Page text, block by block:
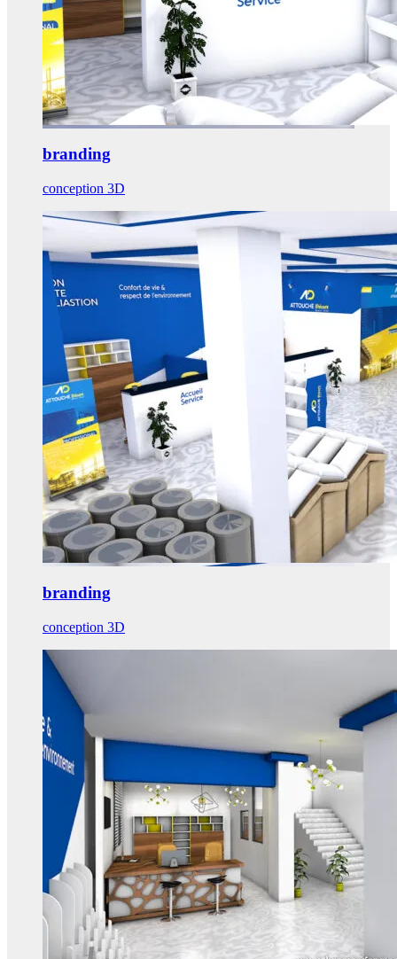
branding
conception 3D
branding
conception 3D